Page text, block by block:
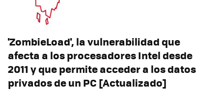
'ZombieLoad', la vulnerabilidad que
afecta a los procesadores Intel desde
2011 y que permite acceder a los datos
privados de un PC [Actualizado]